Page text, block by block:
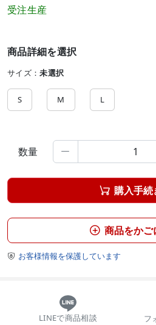
受注生産
商品詳細を選択
サイズ：未選択
S M L
数量 
 購入手続
 商品をかご
 お客様情報を保護しています
LINEで商品相談 フ